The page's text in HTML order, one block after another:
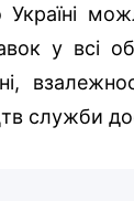
у всі
служби